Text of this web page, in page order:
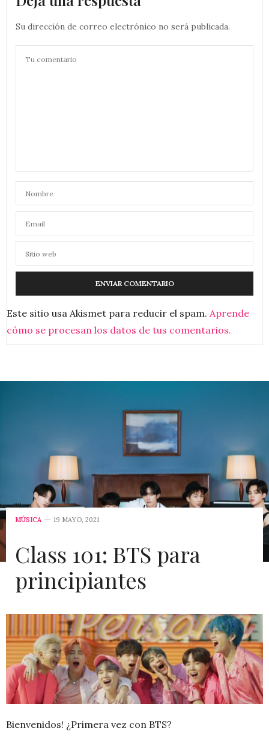
Su dirección de correo electrónico no será publicada.
Este sitio usa Akismet para reducir el spam. Aprende
cómo se procesan los datos de tus comentarios.
MÚSICA 19 MAYO, 2021
Class 101: BTS para
principiantes
Bienvenidos! ¿Primera vez con BTS?